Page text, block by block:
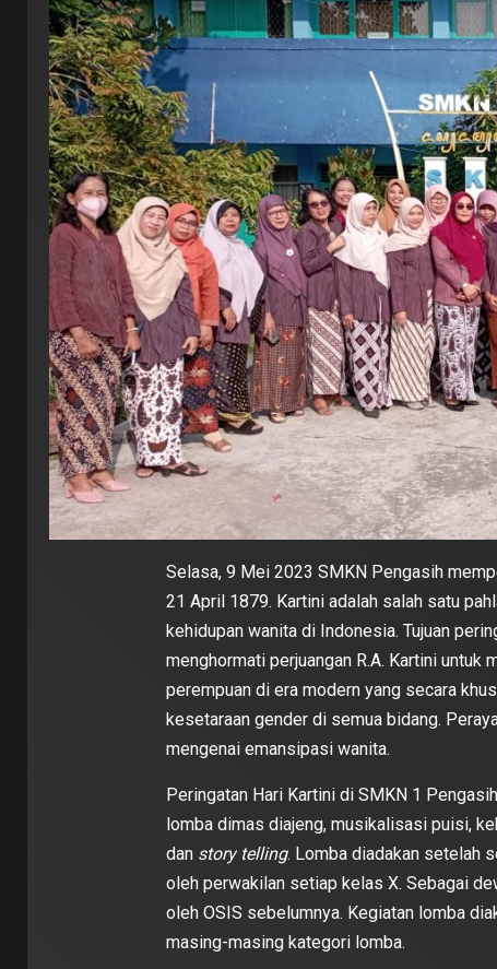
Selasa, 9 Mei 2023 SMKN Pengasih
21 April 1879. Kartini adalah salah satu
kehidupan wanita di Indonesia. Tujuan
menghormati perjuangan R.A. Kartini
perempuan di era modern yang secara
kesetaraan gender di semua bidang.
mengenai emansipasi wanita.
Peringatan Hari Kartini di SMKN 1
lomba dimas diajeng, musikalisasi puisi,
dan story telling. Lomba diadakan setelah
oleh perwakilan setiap kelas X. Sebagai
oleh OSIS sebelumnya. Kegiatan lomba
masing-masing kategori lomba.